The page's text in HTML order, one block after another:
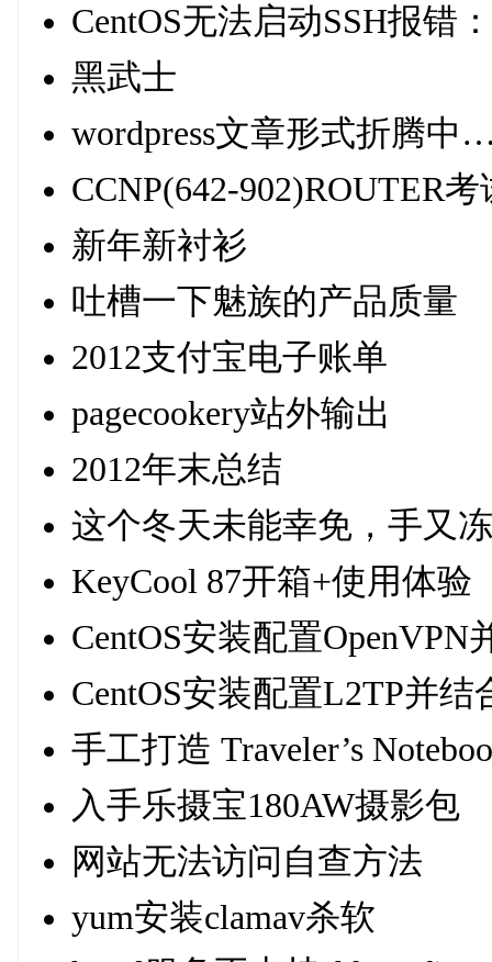
CentOS无法启动SSH报错
黑武士
wordpress文章形式折腾
CCNP(642-902)ROUTER
新年新衬衫
吐槽一下魅族的产品质量
2012支付宝电子账单
pagecookery站外输出
2012年末总结
这个冬天未能幸免，手又
KeyCool 87开箱+使用体验
CentOS安装配置OpenVPN
CentOS安装配置L2TP并结
手工打造 Traveler’s
入手乐摄宝180AW摄影包
网站无法访问自查方法
yum安装clamav杀软